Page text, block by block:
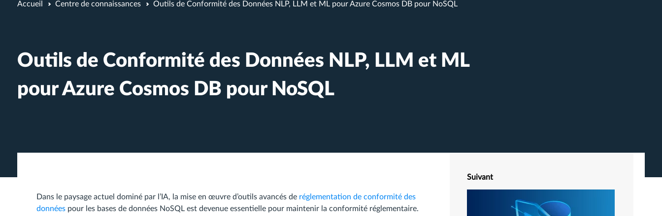
Accueil Centre de connaissances Outils de Conformité des Données NLP, LLM et ML pour Azure Cosmos DB pour NoSQL
Outils de Conformité des Données NLP, LLM et ML
pour Azure Cosmos DB pour NoSQL
Dans le paysage actuel dominé par l’IA, la mise en œuvre d’outils avancés de réglementation de conformité des
données pour les bases de données NoSQL est devenue essentielle pour maintenir la conformité réglementaire.
Suivant